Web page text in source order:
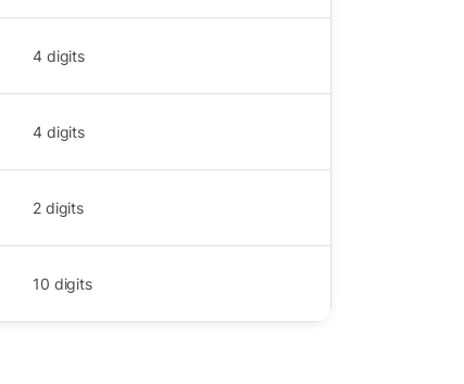
4 digits
4 digits
2 digits
10 digits